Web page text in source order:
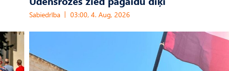
Sabiedrība 03:00, 4. Aug, 2026